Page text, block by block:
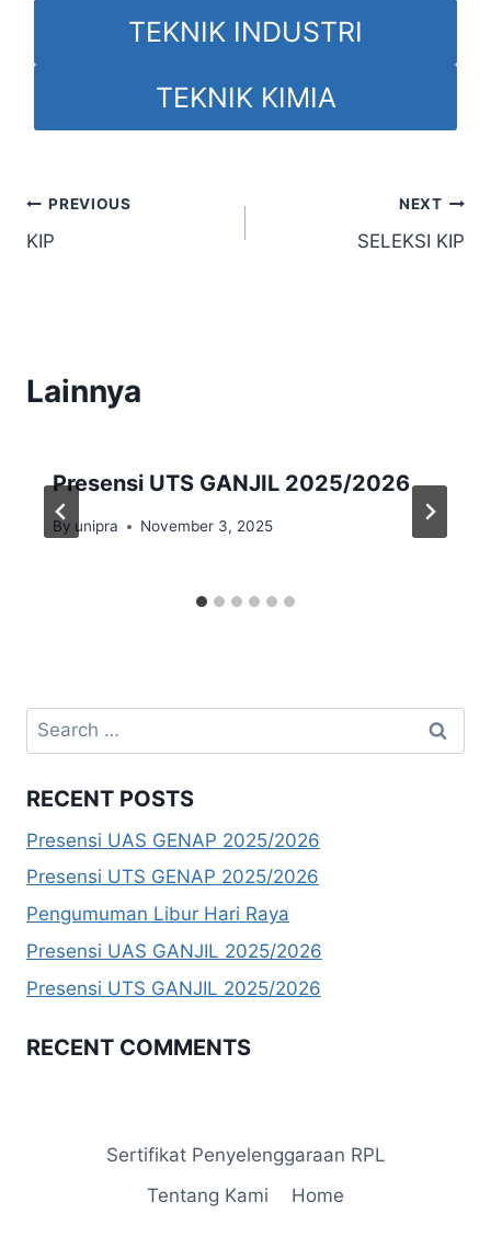
TEKNIK INDUSTRI
TEKNIK KIMIA
Post
navigation
PREVIOUS
KIP
NEXT
SELEKSI KIP
Lainnya
Presensi UTS GANJIL 2025/2026
By unipra November 3, 2025
Search
for:
RECENT POSTS
Presensi UAS GENAP 2025/2026
Presensi UTS GENAP 2025/2026
Pengumuman Libur Hari Raya
Presensi UAS GANJIL 2025/2026
Presensi UTS GANJIL 2025/2026
RECENT COMMENTS
Sertifikat Penyelenggaraan RPL
Tentang Kami
Home